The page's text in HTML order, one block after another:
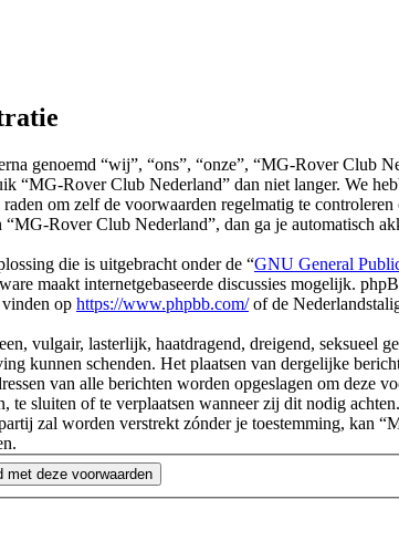
genoemd “wij”, “ons”, “onze”, “MG-Rover Club
“MG-Rover Club Nederland” dan niet langer. We
om zelf de voorwaarden regelmatig te
Rover Club Nederland”, dan ga je automatisch
die is uitgebracht onder de “GNU General
maakt internetgebaseerde discussies mogelijk.
op https://www.phpbb.com/of de
vulgair, lasterlijk, haatdragend, dreigend,
kunnen schenden. Het plaatsen van dergelijke
van alle berichten worden opgeslagen om deze
sluiten of te verplaatsen wanneer zij dit nodig
zal worden verstrekt zónder je toestemming,